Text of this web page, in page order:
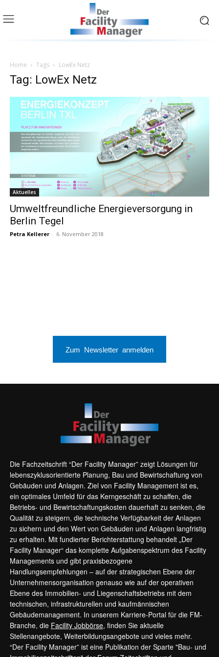
Home Tags LowEx Netz
Tag: LowEx Netz
Aktuelles
Umweltfreundliche Energieversorgung in
Berlin Tegel
Petra Kellerer - 6. November 2018
Zum Newsletter anmelden
Die Fachzeitschrift “Der Facility Manager” zeigt Lösungen für
lebenszyklusorientierte Planung, Bau und Bewirtschaftung von
Gebäuden und Anlagen. Ziel von Facility Management ist es,
ein optimales Umfeld für das Kerngeschäft zu schaffen, die
Betriebs- und Bewirtschaftungskosten dauerhaft zu senken, die
Qualität zu steigern, die technische Verfügbarkeit der Anlagen
zu sichern und den Wert von Gebäuden und Anlagen langfristig
zu erhalten. Mit fundierter Berichterstattung behandelt „Der
Facility Manager“ das komplette Aufgabenspektrum des Facility
Managements und gibt praxisbezogene
Handlungsempfehlungen – auf der strategischen Ebene der
Unternehmensorganisation genauso wie auf der operativen
Ebene des Immobilien- und Liegenschaftsbetriebs mit dem
technischen, infrastrukturellen und kaufmännischen
Gebäudemanagement. In unserem Karriere-Portal für die FM-
Branche, die Facility Jobbörse, finden Sie aktuelle
Stellenangebote, Weiterbildungsangebote und vieles mehr.
“Der Facility Manager” ist eine Publikation der Sparte "Bau- und